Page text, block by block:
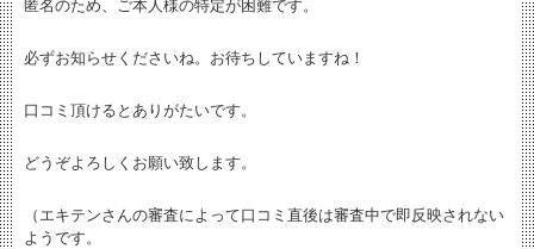
匿名のため、ご本人様の特定が困難です。
必ずお知らせくださいね。お待ちしていますね！
口コミ頂けるとありがたいです。
どうぞよろしくお願い致します。
（エキテンさんの審査によって口コミ直後は審査中で即反映されない
ようです。